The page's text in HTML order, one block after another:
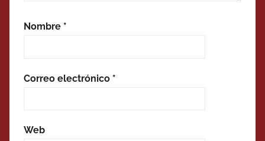
Nombre *
Correo electrónico *
Web